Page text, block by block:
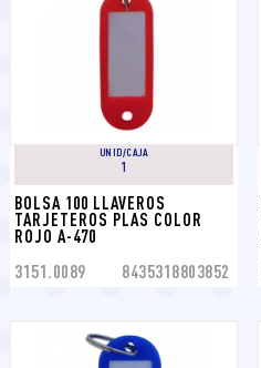
UNID/CAJA
1
BOLSA 100 LLAVEROS
TARJETEROS PLAS COLOR
ROJO A-470
3151.0089 8435318803852